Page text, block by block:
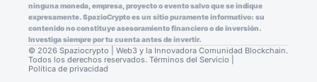
ninguna moneda, empresa, proyecto o evento salvo que se indique
expresamente. SpazioCrypto es un sitio puramente informativo: su
contenido no constituye asesoramiento financiero o de inversión.
Investiga siempre por tu cuenta antes de invertir.
© 2026 Spaziocrypto | Web3 y la Innovadora Comunidad Blockchain.
Todos los derechos reservados. Términos del Servicio
Política de privacidad